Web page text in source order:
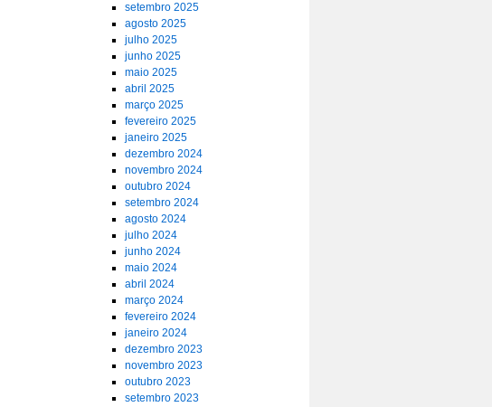
setembro 2025
agosto 2025
julho 2025
junho 2025
maio 2025
abril 2025
março 2025
fevereiro 2025
janeiro 2025
dezembro 2024
novembro 2024
outubro 2024
setembro 2024
agosto 2024
julho 2024
junho 2024
maio 2024
abril 2024
março 2024
fevereiro 2024
janeiro 2024
dezembro 2023
novembro 2023
outubro 2023
setembro 2023